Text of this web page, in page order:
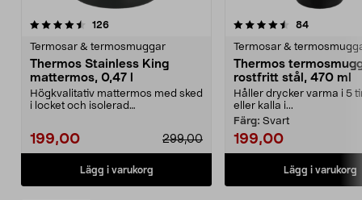
126recensioner
Termosar & termosmuggar
Thermos Stainless King
mattermos, 0,47 l
Högkvalitativ mattermos med sked
i locket och isolerad
199,00 299,00
Lägg i varukorg
4.5 av 5 stjärnor 84recensioner
Termosar &
Thermos
rostfritt stål, 470 ml
Håller drycker varma i 5
eller kalla i...
Färg: Svart
199,00
Lägg i varukorg
4.5 av 5 stjärnor